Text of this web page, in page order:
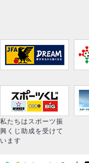
私たちはスポーツ振
興くじ助成を受けて
います